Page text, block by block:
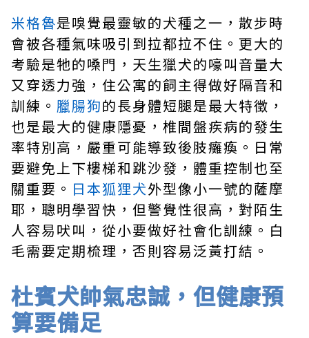
米格魯是嗅覺最靈敏的犬種之一，散步時
會被各種氣味吸引到拉都拉不住。更大的
考驗是牠的嗓門，天生獵犬的嚎叫音量大
又穿透力強，住公寓的飼主得做好隔音和
訓練。 臘腸狗的長身體短腿是最大特徵，
也是最大的健康隱憂，椎間盤疾病的發生
率特別高，嚴重可能導致後肢癱瘓。日常
要避免上下樓梯和跳沙發，體重控制也至
關重要。 日本狐狸犬外型像小一號的薩摩
耶，聰明學習快，但警覺性很高，對陌生
人容易吠叫，從小要做好社會化訓練。白
毛需要定期梳理，否則容易泛黃打結。
杜賓犬帥氣忠誠，但健康預
算要備足